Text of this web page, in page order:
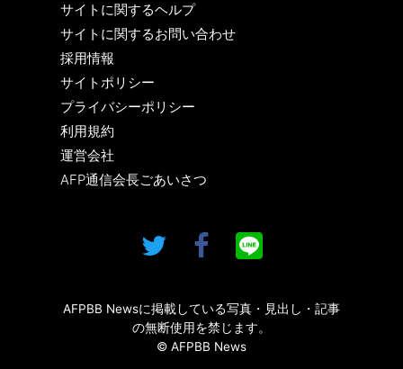
サイトに関するヘルプ
サイトに関するお問い合わせ
採用情報
サイトポリシー
プライバシーポリシー
利用規約
運営会社
AFP通信会長ごあいさつ
AFPBB Newsに掲載している写真・見出し・記事
の無断使用を禁じます。
© AFPBB News